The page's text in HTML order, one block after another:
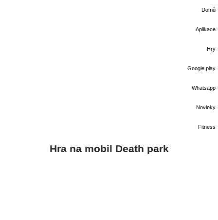
Domů
Aplikace
Hry
Google play
Whatsapp
Novinky
Fitness
Hra na mobil Death park